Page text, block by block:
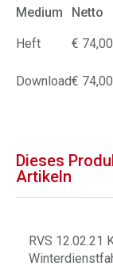
Medium
Netto
Heft € 74,00
Download€ 74,00
Dieses
Artikeln
RVS 12.02.21